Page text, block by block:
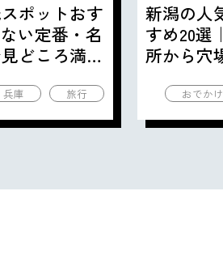
ポットおす
い定番・名
どころ満載
兵庫 旅行
新潟の人
すめ20選
所から穴
おでか